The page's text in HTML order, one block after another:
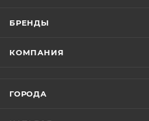
БРЕНДЫ
КОМПАНИЯ
ГОРОДА